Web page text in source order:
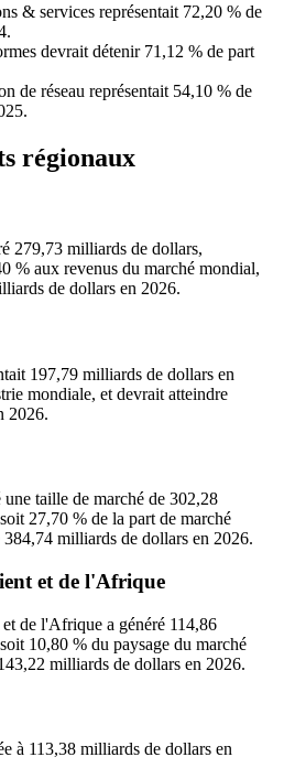
& services représentait 72,20 % de
devrait détenir 71,12 % de part
de réseau représentait 54,10 % de
régionaux
279,73 milliards de dollars,
% aux revenus du marché mondial,
de dollars en 2026.
197,79 milliards de dollars en
mondiale, et devrait atteindre
2026.
taille de marché de 302,28
27,70 % de la part de marché
milliards de dollars en 2026.
et de l'Afrique
de l'Afrique a généré 114,86
10,80 % du paysage du marché
milliards de dollars en 2026.
à 113,38 milliards de dollars en